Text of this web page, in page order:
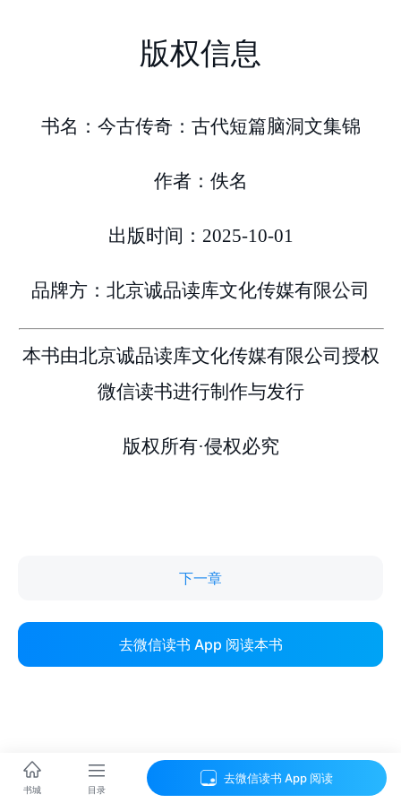
下一章
去微信读书 App 阅读本书
书城 目录
去微信读书 App 阅读